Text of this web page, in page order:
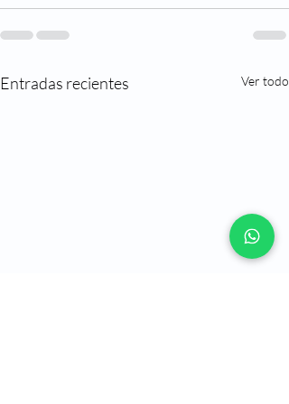
Entradas recientes Ver todo